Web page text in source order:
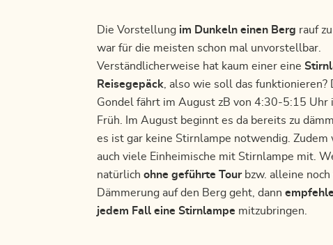
Die Vorstellungim Dunkeln einen Berg rauf
war für die meisten schon mal unvorstellbar.
Verständlicherweise hat kaum einer eine
Reisegepäck, also wie soll das funktionieren?
Gondel fährt im August zB von 4:30-5:15 Uhr
Früh. Im August beginnt es da bereits zu
es ist gar keine Stirnlampe notwendig. Zudem
auch viele Einheimische mit Stirnlampe mit.
natürlich ohne geführte Tour bzw. alleine
Dämmerung auf den Berg geht, dann
jedem Fall eine Stirnlampe mitzubringen.